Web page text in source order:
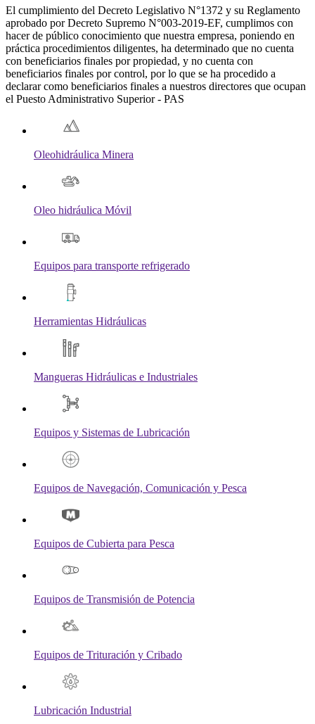
El cumplimiento del Decreto Legislativo N°1372 y su Reglamento
aprobado por Decreto Supremo N°003-2019-EF, cumplimos con
hacer de público conocimiento que nuestra empresa, poniendo en
práctica procedimientos diligentes, ha determinado que no cuenta
con beneficiarios finales por propiedad, y no cuenta con
beneficiarios finales por control, por lo que se ha procedido a
declarar como beneficiarios finales a nuestros directores que ocupan
el Puesto Administrativo Superior - PAS
Oleohidráulica Minera
Oleo hidráulica Móvil
Equipos para transporte refrigerado
Herramientas Hidráulicas
Mangueras Hidráulicas e Industriales
Equipos y Sistemas de Lubricación
Equipos de Navegación, Comunicación y Pesca
Equipos de Cubierta para Pesca
Equipos de Transmisión de Potencia
Equipos de Trituración y Cribado
Lubricación Industrial